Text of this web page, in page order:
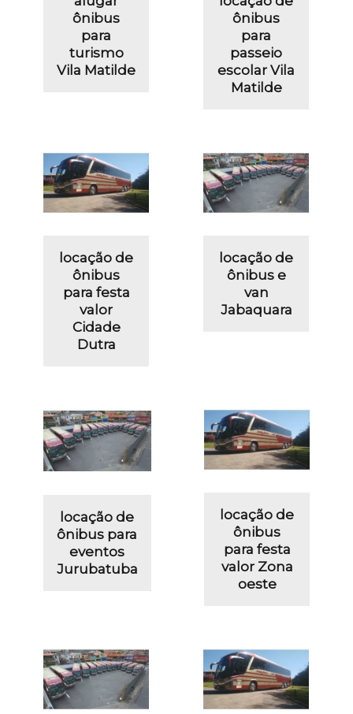
ônibus
para
turismo
Vila Matilde
ônibus
para
passeio
escolar Vila
Matilde
locação de
ônibus
para festa
valor
Cidade
Dutra
locação de
ônibus e
van
Jabaquara
locação de
ônibus para
eventos
Jurubatuba
locação de
ônibus
para festa
valor Zona
oeste